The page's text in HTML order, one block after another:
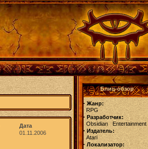
Дата
01.11.2006
Блиц-обзор
· Жанр:
RPG
· Разработчик:
Obsidian Entertainment
· Издатель:
Atari
· Локализатор: